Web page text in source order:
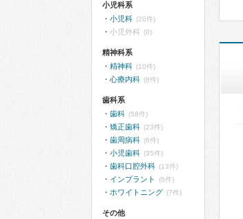
小児科系
小児科 (20件)
小児外科 (0)
精神科系
精神科 (10件)
心療内科 (8件)
歯科系
歯科 (58件)
矯正歯科 (23件)
歯周病科 (6件)
小児歯科 (35件)
歯科口腔外科 (13件)
インプラント (6件)
ホワイトニング (7件)
その他